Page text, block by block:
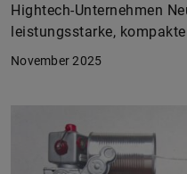
Hightech-Unternehmen
leistungsstarke,
November 2025